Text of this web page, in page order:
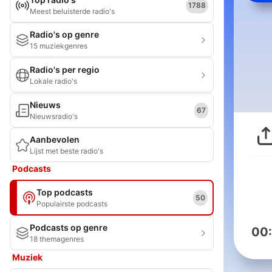
Meest beluisterde radio's
1788
Radio's op genre
15 muziekgenres
Radio's per regio
Lokale radio's
Nieuws
Nieuwsradio's
67
Aanbevolen
Lijst met beste radio's
Podcasts
Top podcasts
Populairste podcasts
50
Podcasts op genre
18 themagenres
Muziek